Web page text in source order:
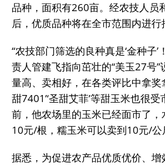
品种，面积有260亩。经农技人员
后，优质品种将在全市范围内进行
“农技部门筛选的良种真是‘金种子’
责人管建飞指向茁壮的“美玉27号”
量高、卖相好，在各类评比中拿奖
甜7401’‘圣甜艾菲’等甜玉米也很
前，他农场里的玉米已经面市了
10元/根，糯玉米可以卖到10元/公
据悉，为促进农产品优质优价、